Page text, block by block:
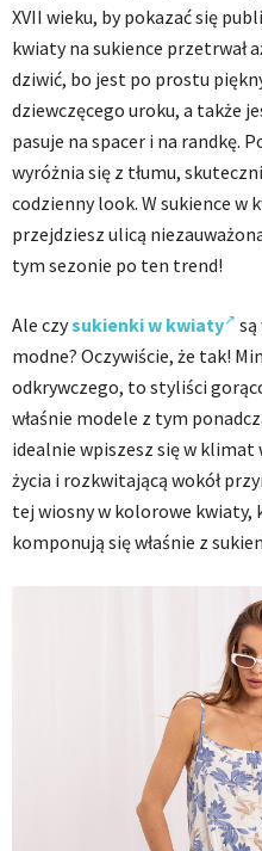
XVII wieku, by pokazać się
kwiaty na sukience przetrwał
dziwić, bo jest po prostu
dziewczęcego uroku, a także
pasuje na spacer i na randkę.
wyróżnia się z tłumu,
codzienny look. W sukience w
przejdziesz ulicą
tym sezonie po ten trend!
Ale czysukienki w kwiaty
modne? Oczywiście, że tak!
odkrywczego, to styliści
właśnie modele z tym
idealnie wpiszesz się w klimat
życia i rozkwitającą wokół
tej wiosny w kolorowe
komponują się właśnie z